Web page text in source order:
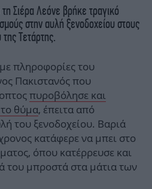
Σιέρα Λεόνε βρήκε τραγικό
στην αυλή ξενοδοχείου στους
Τετάρτης.
πληροφορίες του
Πακιστανός που
πυροβόλησε και
θύμα, έπειτα από
του ξενοδοχείου. Βαριά
κατάφερε να μπει στο
όπου κατέρρευσε και
του μπροστά στα μάτια των